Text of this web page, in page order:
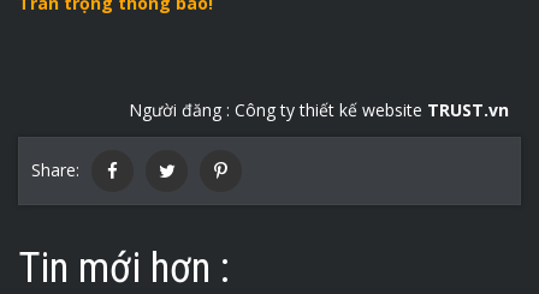
Người đăng : Công ty thiết kế website TRUST.vn
Share:
Tin mới hơn :